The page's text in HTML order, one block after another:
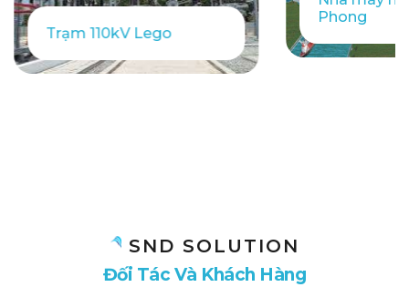
Trạm 110kV Lego
Phong
SND SOLUTION
Đối Tác Và Khách Hàng